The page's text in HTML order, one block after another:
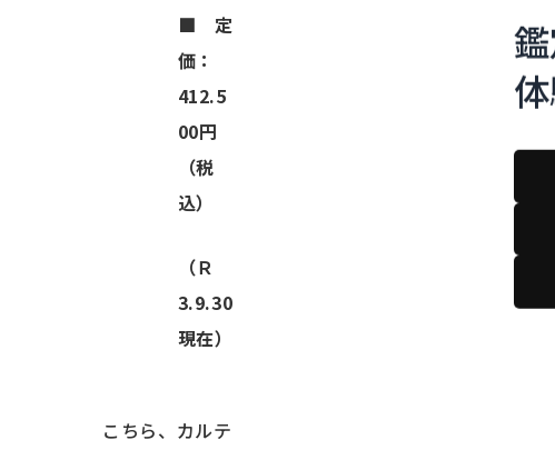
■ 定
価：
412.5
00円
（税
込）
（Ｒ
3.9.30
現在）
こちら、カルテ